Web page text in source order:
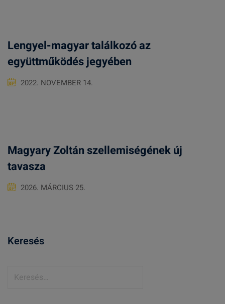
Lengyel-magyar találkozó az
együttműködés jegyében
2022. NOVEMBER 14.
Magyary Zoltán szellemiségének új
tavasza
2026. MÁRCIUS 25.
Keresés